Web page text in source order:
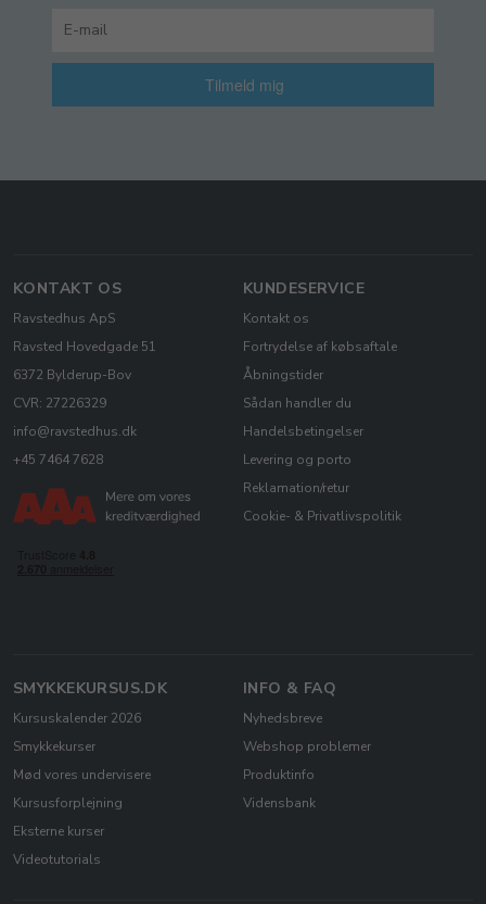
Tilmeld mig
KONTAKT OS
Ravstedhus ApS
Ravsted Hovedgade 51
6372 Bylderup-Bov
CVR: 27226329
info@ravstedhus.dk
+45 7464 7628
KUNDESERVICE
Kontakt os
Fortrydelse af købsaftale
Åbningstider
Sådan handler du
Handelsbetingelser
Levering og porto
Reklamation/retur
Cookie- & Privatlivspolitik
SMYKKEKURSUS.DK
Kursuskalender 2026
Smykkekurser
Mød vores undervisere
Kursusforplejning
Eksterne kurser
Videotutorials
INFO & FAQ
Nyhedsbreve
Webshop problemer
Produktinfo
Vidensbank